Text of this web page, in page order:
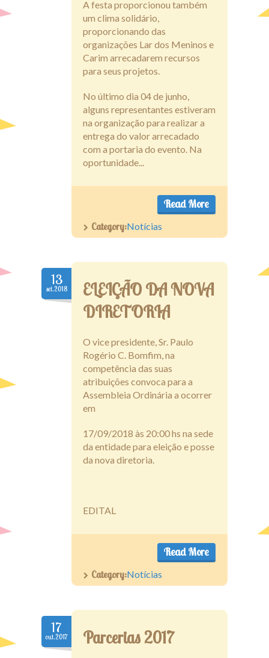
A festa proporcionou também
um clima solidário,
proporcionando das
organizações Lar dos Meninos e
Carim arrecadarem recursos
para seus projetos.
No último dia 04 de junho,
alguns representantes estiveram
na organização para realizar a
entrega do valor arrecadado
com a portaria do evento. Na
oportunidade...
Read More
Category:Notícias
13
set.2018
ELEIÇÃO DA NOVA
DIRETORIA
O vice presidente, Sr. Paulo
Rogério C. Bomfim, na
competência das suas
atribuições convoca para a
Assembleia Ordinária a ocorrer
em
17/09/2018 às 20:00 hs na sede
da entidade para eleição e posse
da nova diretoria.
EDITAL
Read More
Category:Notícias
17
out.2017 Parcerias 2017